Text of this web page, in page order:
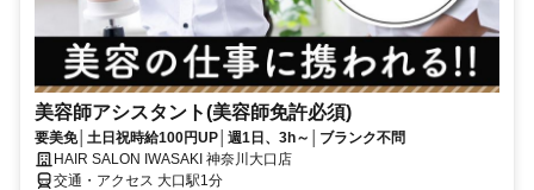
美容師アシスタント(美容師免許必須)
要美免│土日祝時給100円UP│週1日、3h～│ブランク不問
HAIR SALON IWASAKI 神奈川大口店
交通・アクセス 大口駅1分